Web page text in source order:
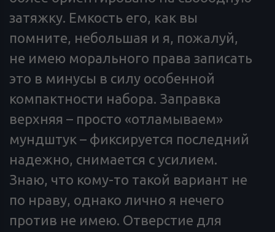
затяжку. Емкость его, как вы
помните, небольшая и я, пожалуй,
не имею морального права записать
это в минусы в силу особенной
компактности набора. Заправка
верхняя – просто «отламываем»
мундштук – фиксируется последний
надежно, снимается с усилием.
Знаю, что кому-то такой вариант не
по нраву, однако лично я нечего
против не имею. Отверстие для